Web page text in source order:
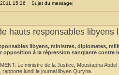
15:26 Sujet du message:
hauts responsables libyens
libyens, ministres, diplomates,
opposition à la répression sanglante contre
Le ministre de la Justice, Moustapha
rapporte lundi le journal libyen Quryna.